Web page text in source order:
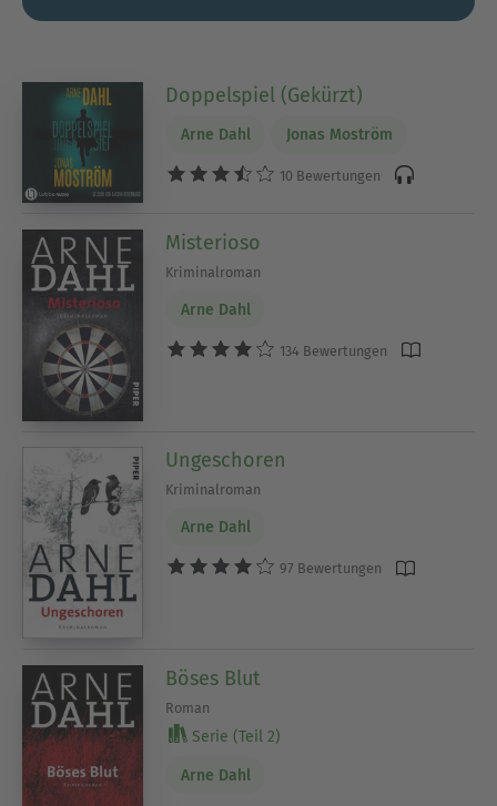
Doppelspiel (Gekürzt)
Arne Dahl Jonas Moström
10 Bewertungen
Misterioso
Kriminalroman
Arne Dahl
134 Bewertungen
Ungeschoren
Kriminalroman
Arne Dahl
97 Bewertungen
Böses Blut
Roman
Serie (Teil 2)
Arne Dahl